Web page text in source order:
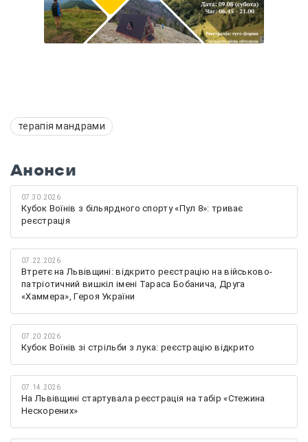
терапія мандрами
Анонси
07.30.2026
Кубок Воїнів з більярдного спорту «Пул 8»: триває
реєстрація
07.22.2026
Втретє на Львівщині: відкрито реєстрацію на військово-
патріотичний вишкіл імені Тараса Бобанича, Друга
«Хаммера», Героя України
07.20.2026
Кубок Воїнів зі стрільби з лука: реєстрацію відкрито
07.14.2026
На Львівщині стартувала реєстрація на табір «Стежина
Нескорених»